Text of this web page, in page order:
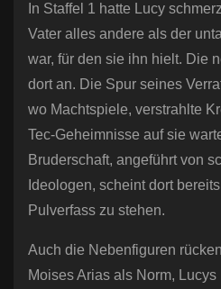
In Staffel 1 hatte Lucy
Vater alles andere als der
war, für den sie ihn hielt. Die
dort an. Die Spur seines
wo Machtspiele, verstrahlte
Tec-Geheimnisse auf sie
Bruderschaft, angeführt von
Ideologen, scheint dort
Pulverfass zu stehen.
Auch die Nebenfiguren
Moises Arias als Norm,